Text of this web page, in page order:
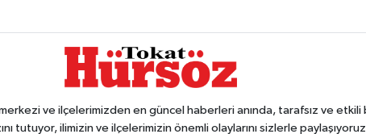
ve ilçelerimizden en güncel haberleri anında, tarafsız ve
tutuyor, ilimizin ve ilçelerimizin önemli olaylarını sizlerle